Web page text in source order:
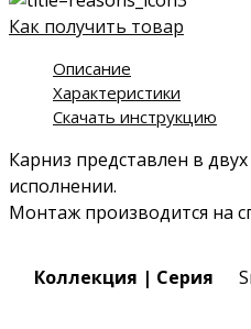
Как получить товар
Описание
Характеристики
Скачать инструкцию
Карниз представлен в
исполнении.
Монтаж производится на
Коллекция | Серия